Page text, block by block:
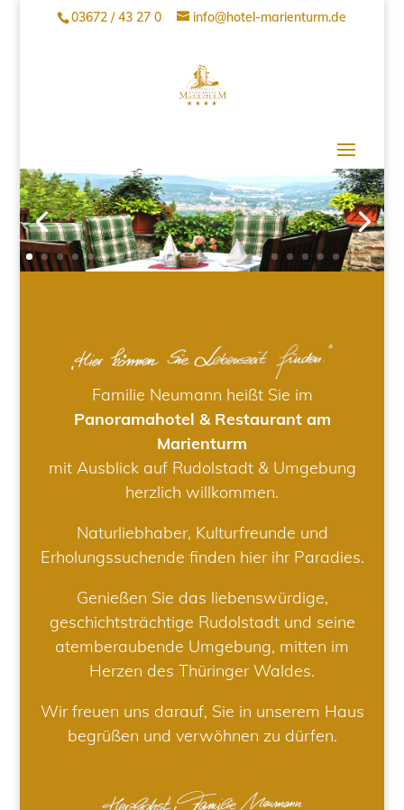
03672 / 43 27 0 info@hotel-marienturm.de
Familie Neumann heißt Sie im
Panoramahotel & Restaurant am
Marienturm
mit Ausblick auf Rudolstadt & Umgebung
herzlich willkommen.
Naturliebhaber, Kulturfreunde und
Erholungssuchende finden hier ihr Paradies.
Genießen Sie das liebenswürdige,
geschichtsträchtige Rudolstadt und seine
atemberaubende Umgebung, mitten im
Herzen des Thüringer Waldes.
Wir freuen uns darauf, Sie in unserem Haus
begrüßen und verwöhnen zu dürfen.